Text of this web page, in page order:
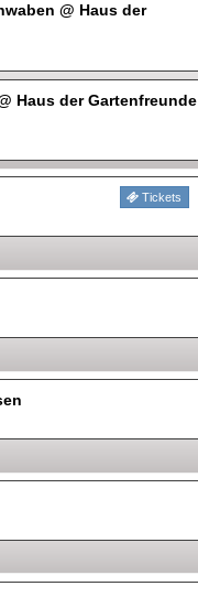
@ Haus der
Haus der Gartenfreunde
Tickets